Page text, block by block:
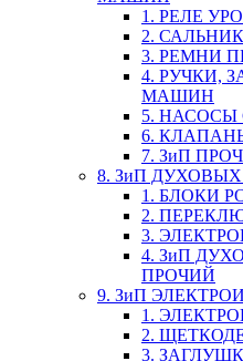
1. РЕЛЕ
2.
3. РЕМНИ
4. РУЧКИ,
МАШИН
5.
6.
7. ЗиП
8. ЗиП
1. БЛОКИ
2.
3.
4. ЗиП
ПРОЧИЙ
9. ЗиП
1.
2.
3.